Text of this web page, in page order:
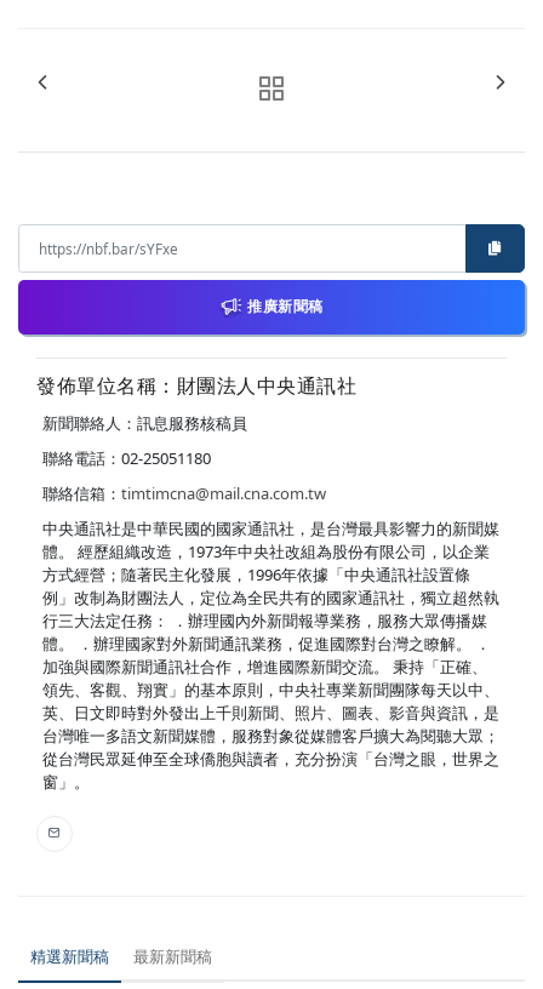
推廣新聞稿
發佈單位名稱：財團法人中央通訊社
新聞聯絡人：訊息服務核稿員
聯絡電話：02-25051180
聯絡信箱： timtimcna@mail.cna.com.tw
中央通訊社是中華民國的國家通訊社，是台灣最具影響力的新聞媒
體。 經歷組織改造，1973年中央社改組為股份有限公司，以企業
方式經營；隨著民主化發展，1996年依據「中央通訊社設置條
例」改制為財團法人，定位為全民共有的國家通訊社，獨立超然執
行三大法定任務： ．辦理國內外新聞報導業務，服務大眾傳播媒
體。 ．辦理國家對外新聞通訊業務，促進國際對台灣之瞭解。 ．
加強與國際新聞通訊社合作，增進國際新聞交流。 秉持「正確、
領先、客觀、翔實」的基本原則，中央社專業新聞團隊每天以中、
英、日文即時對外發出上千則新聞、照片、圖表、影音與資訊，是
台灣唯一多語文新聞媒體，服務對象從媒體客戶擴大為閱聽大眾；
從台灣民眾延伸至全球僑胞與讀者，充分扮演「台灣之眼，世界之
窗」。
精選新聞稿 最新新聞稿